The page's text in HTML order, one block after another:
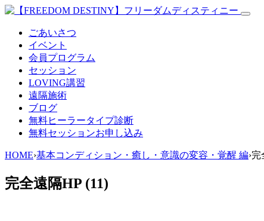
ごあいさつ
イベント
会員プログラム
セッション
LOVING講習
遠隔施術
ブログ
無料ヒーラータイプ診断
無料セッションお申し込み
HOME›基本コンディション・癒し・意識の変容・覚醒 編›完
完全遠隔HP (11)